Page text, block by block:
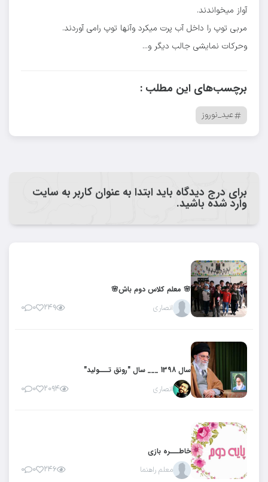
آواز میخواندند.
مربی توپ را داخل آب پرت میکرد وآنها توپ رامی آوردند.
وحرکات نمایشی جالب دیگر و...
برچسب‌های این مطلب :
عید_نوروز
برای درج دیدگاه باید ابتدا به عنوان کاربر به سایت
وارد شده باشید.
🌸 معلم کلاس دوم باش🌸
انصاری
۲۴۹ ۰ ۰
سال 1398 ___ سال "رونق تـــولید"
انصاری
۲۰۹۴ ۰ ۰
خاطـــره بازی
معلم راهنما
۲۴۶ ۰ ۰